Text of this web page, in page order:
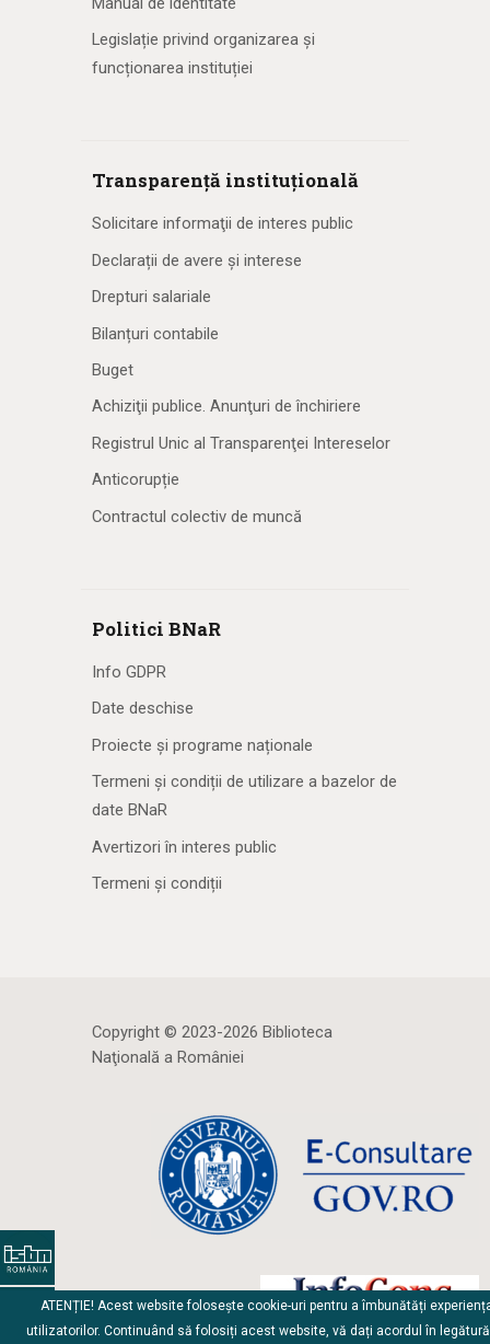
Legislație privind organizarea și
funcționarea instituției
Transparență instituțională
Solicitare informaţii de interes public
Declarații de avere și interese
Drepturi salariale
Bilanțuri contabile
Buget
Achiziţii publice. Anunţuri de închiriere
Registrul Unic al Transparenţei Intereselor
Anticorupție
Contractul colectiv de muncă
Politici BNaR
Info GDPR
Date deschise
Proiecte și programe naționale
Termeni și condiții de utilizare a bazelor de
date BNaR
Avertizori în interes public
Termeni și condiții
Copyright © 2023-2026 Biblioteca
Naţională a României
ATENȚIE! Acest website folosește cookie-uri pentru a îmbunătăți
utilizatorilor. Continuând să folosiți acest website, vă dați acordul în